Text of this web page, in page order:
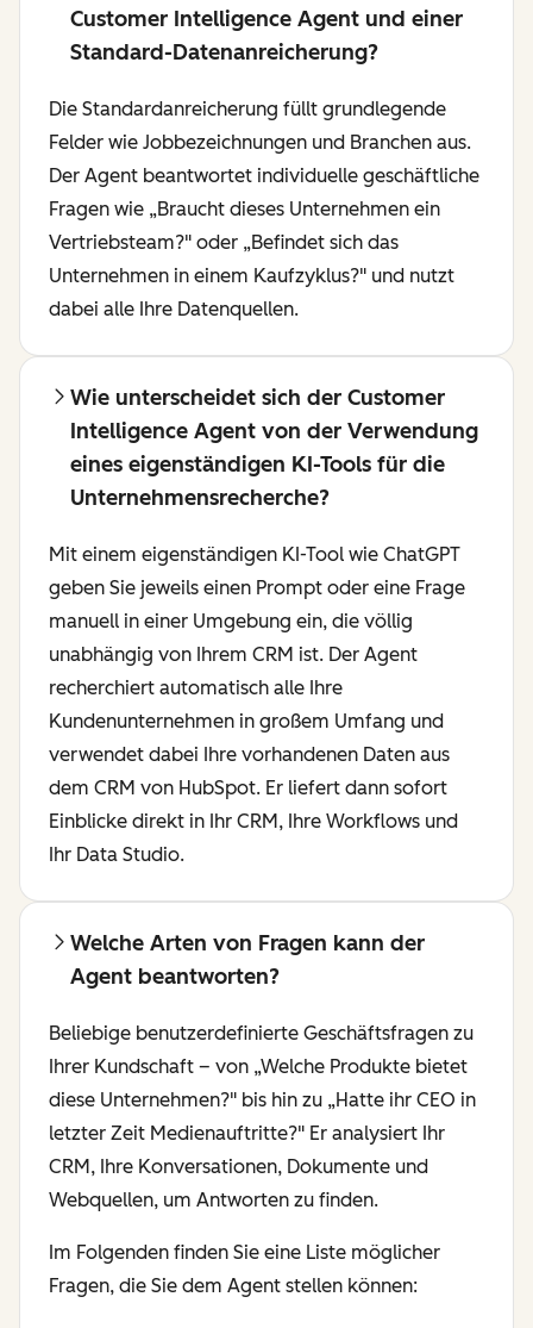
Customer Intelligence Agent und einer
Standard-Datenanreicherung?
Die Standardanreicherung füllt grundlegende
Felder wie Jobbezeichnungen und Branchen aus.
Der Agent beantwortet individuelle geschäftliche
Fragen wie „Braucht dieses Unternehmen ein
Vertriebsteam?" oder „Befindet sich das
Unternehmen in einem Kaufzyklus?" und nutzt
dabei alle Ihre Datenquellen.
Wie unterscheidet sich der Customer
Intelligence Agent von der Verwendung
eines eigenständigen KI-Tools für die
Unternehmensrecherche?
Mit einem eigenständigen KI-Tool wie ChatGPT
geben Sie jeweils einen Prompt oder eine Frage
manuell in einer Umgebung ein, die völlig
unabhängig von Ihrem CRM ist. Der Agent
recherchiert automatisch alle Ihre
Kundenunternehmen in großem Umfang und
verwendet dabei Ihre vorhandenen Daten aus
dem CRM von HubSpot. Er liefert dann sofort
Einblicke direkt in Ihr CRM, Ihre Workflows und
Ihr Data Studio.
Welche Arten von Fragen kann der
Agent beantworten?
Beliebige benutzerdefinierte Geschäftsfragen zu
Ihrer Kundschaft – von „Welche Produkte bietet
diese Unternehmen?" bis hin zu „Hatte ihr CEO in
letzter Zeit Medienauftritte?" Er analysiert Ihr
CRM, Ihre Konversationen, Dokumente und
Webquellen, um Antworten zu finden.
Im Folgenden finden Sie eine Liste möglicher
Fragen, die Sie dem Agent stellen können: